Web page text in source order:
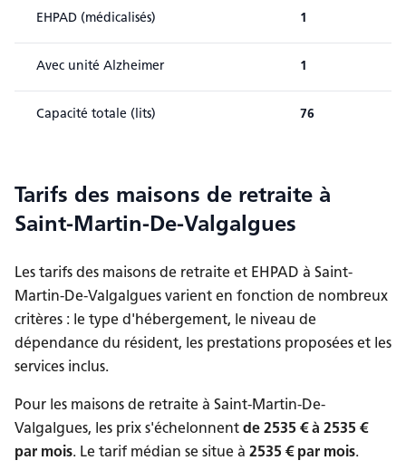
EHPAD (médicalisés) 1
Avec unité Alzheimer 1
Capacité totale (lits) 76
Tarifs des maisons de retraite à
Saint-Martin-De-Valgalgues
Les tarifs des maisons de retraite et EHPAD à Saint-
Martin-De-Valgalgues varient en fonction de nombreux
critères : le type d'hébergement, le niveau de
dépendance du résident, les prestations proposées et les
services inclus.
Pour les maisons de retraite à Saint-Martin-De-
Valgalgues, les prix s'échelonnent de 2535 € à 2535 €
par mois. Le tarif médian se situe à 2535 € par mois.